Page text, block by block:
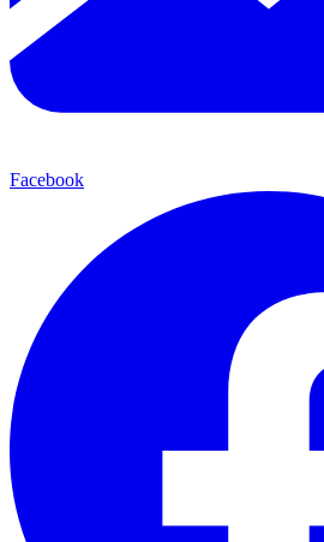
Facebook